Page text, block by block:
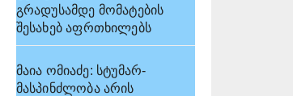
გრადუსამდე მომატების
შესახებ აფრთხილებს
მაია ომიაძე: სტუმარ-
მასპინძლობა არის